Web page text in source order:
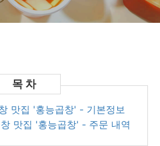
맛집 '홍능곱창' - 기본정보
맛집 '홍능곱창' - 주문 내역